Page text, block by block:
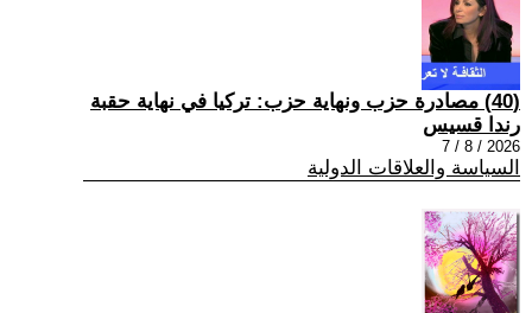
(40) مصادرة حزب ونهاية حزب: تركيا في نهاية حقبة
رندا قسيس
2026 / 8 / 7
السياسة والعلاقات الدولية